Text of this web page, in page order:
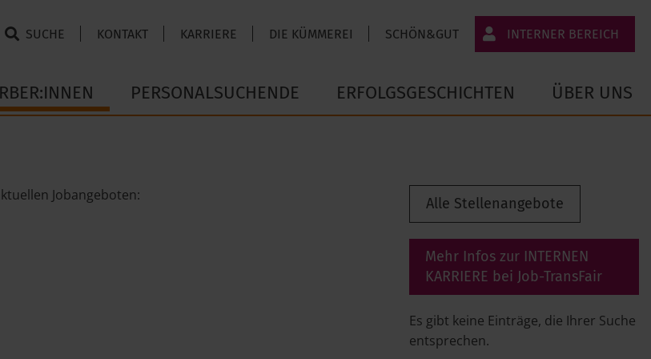
INTERNER BEREICH
JobImpuls
KONTAKT KARRIERE DIE KÜMMEREI SCHÖN&GUT
SUCHE
PERSONALSUCHENDE ERFOLGSGESCHICHTEN ÜBER UNS
Jobangeboten: Alle Stellenangebote
Mehr Infos zur INTERNEN
KARRIERE bei Job-TransFair
Es gibt keine Einträge, die Ihrer Suche
entsprechen.